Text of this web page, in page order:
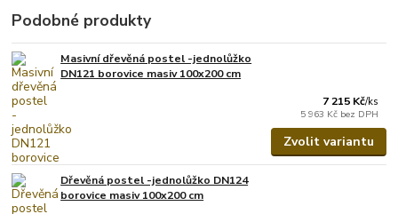
Podobné produkty
Masivní dřevěná postel -jednolůžko
DN121 borovice masiv 100x200 cm
7 215 Kč/ks
5 963 Kč bez DPH
Zvolit variantu
Dřevěná postel -jednolůžko DN124
borovice masiv 100x200 cm